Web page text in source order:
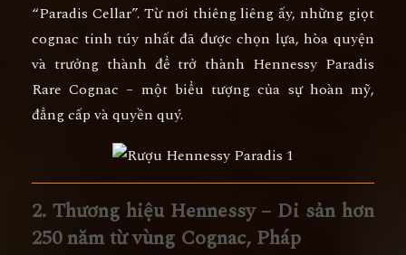
“Paradis Cellar”. Từ nơi thiêng liêng ấy, những giọt
cognac tinh túy nhất đã được chọn lựa, hòa quyện
và trưởng thành để trở thành Hennessy Paradis
Rare Cognac – một biểu tượng của sự hoàn mỹ,
đẳng cấp và quyền quý.
2. Thương hiệu Hennessy – Di sản hơn
250 năm từ vùng Cognac, Pháp